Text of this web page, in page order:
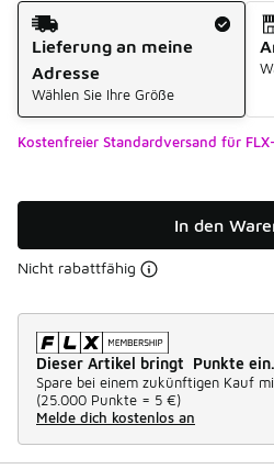
Versandart
Lieferung an meine
Adresse
Wählen Sie Ihre Größe
Kostenfreier Standardversand für
In den
Nicht rabattfähig
Dieser Artikel bringt Punkte ein.
Spare bei einem zukünftigen Kauf
(25.000 Punkte = 5 €)
Melde dich kostenlos an